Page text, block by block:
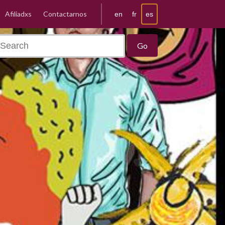
en fr es
Afiliadxs Contactarnos